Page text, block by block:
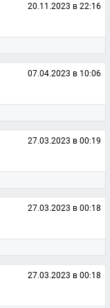
20.11.2023 в 22:16
07.04.2023 в 10:06
27.03.2023 в 00:19
27.03.2023 в 00:18
27.03.2023 в 00:18